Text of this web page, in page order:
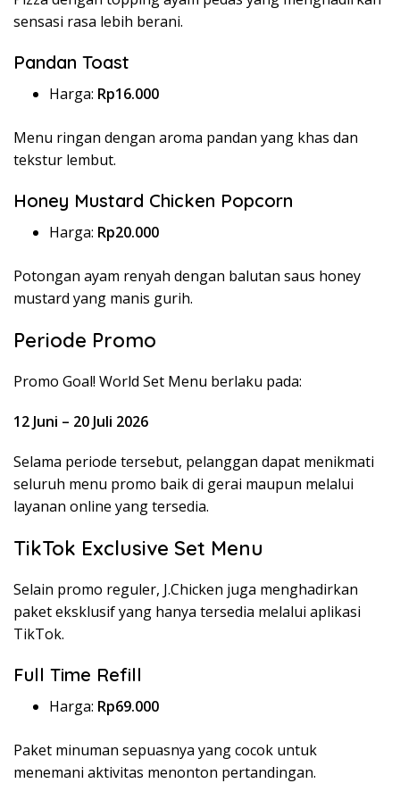
sensasi rasa lebih berani.
Pandan Toast
Harga: Rp16.000
Menu ringan dengan aroma pandan yang khas dan
tekstur lembut.
Honey Mustard Chicken Popcorn
Harga: Rp20.000
Potongan ayam renyah dengan balutan saus honey
mustard yang manis gurih.
Periode Promo
Promo Goal! World Set Menu berlaku pada:
12 Juni – 20 Juli 2026
Selama periode tersebut, pelanggan dapat menikmati
seluruh menu promo baik di gerai maupun melalui
layanan online yang tersedia.
TikTok Exclusive Set Menu
Selain promo reguler, J.Chicken juga menghadirkan
paket eksklusif yang hanya tersedia melalui aplikasi
TikTok.
Full Time Refill
Harga: Rp69.000
Paket minuman sepuasnya yang cocok untuk
menemani aktivitas menonton pertandingan.